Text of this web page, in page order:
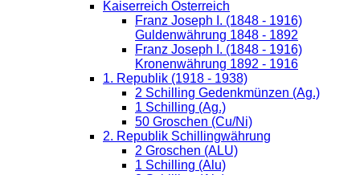
Kaiserreich Österreich
Franz Joseph I. (1848 - 1916)
Guldenwährung 1848 - 1892
Franz Joseph I. (1848 - 1916)
Kronenwährung 1892 - 1916
1. Republik (1918 - 1938)
2 Schilling Gedenkmünzen (Ag.)
1 Schilling (Ag.)
50 Groschen (Cu/Ni)
2. Republik Schillingwährung
2 Groschen (ALU)
1 Schilling (Alu)